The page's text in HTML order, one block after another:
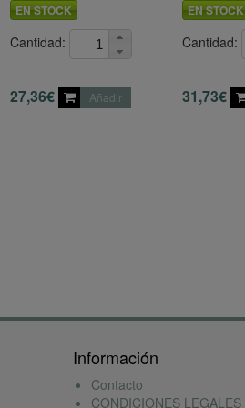
EN STOCK
Cantidad:
27,36€ Añadir
EN STOCK
Cantidad:
31,73€
Información
Contacto
CONDICIONES LEGALES